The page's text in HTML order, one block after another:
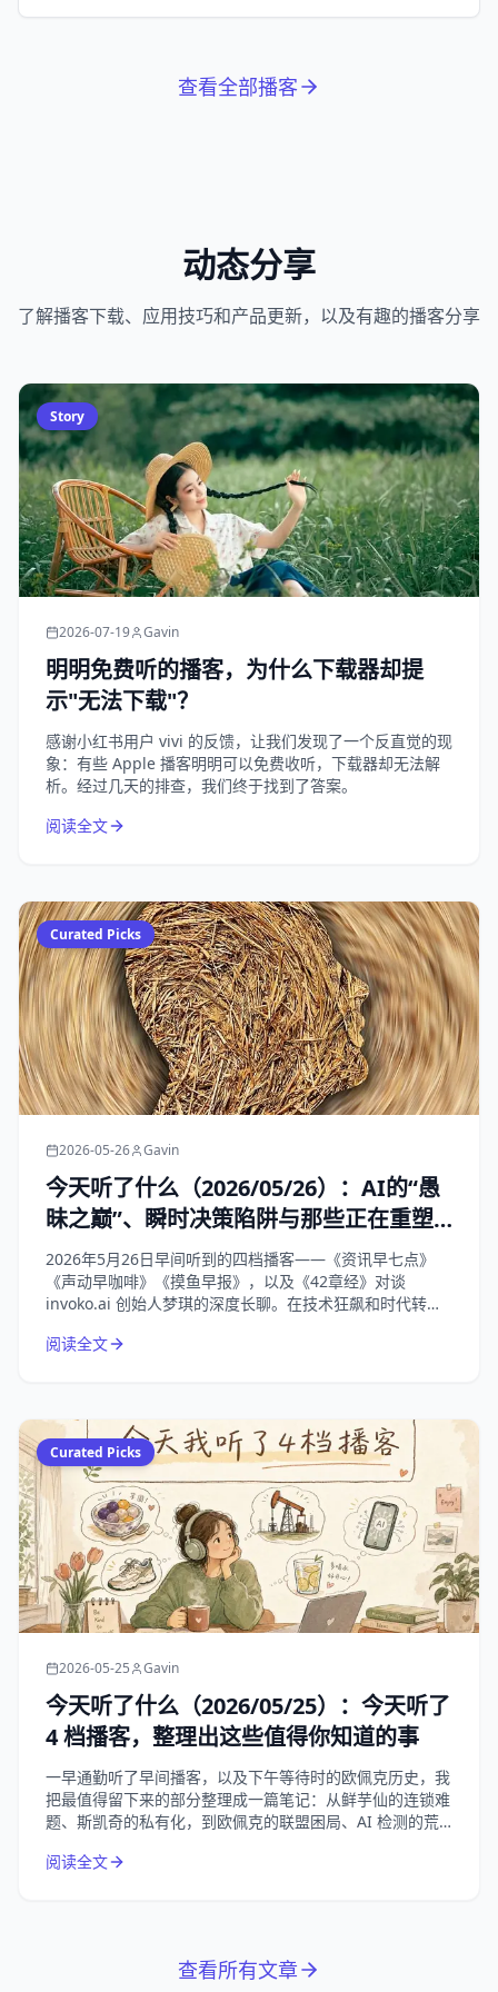
拉松。
查看全部播客
动态分享
了解播客下载、应用技巧和产品更新，以及有趣的播客分享
Story
2026-07-19 Gavin
明明免费听的播客，为什么下载器却提
示"无法下载"？
感谢小红书用户 vivi 的反馈，让我们发现了一个反直觉的现
象：有些 Apple 播客明明可以免费收听，下载器却无法解
析。经过几天的排查，我们终于找到了答案。
阅读全文
Curated Picks
2026-05-26 Gavin
今天听了什么（2026/05/26）：AI的“愚
昧之巅”、瞬时决策陷阱与那些正在重塑
我们生活的商业变局
2026年5月26日早间听到的四档播客——《资讯早七点》
《声动早咖啡》《摸鱼早报》，以及《42章经》对谈
invoko.ai 创始人梦琪的深度长聊。在技术狂飙和时代转折
阅读全文
Curated Picks
2026-05-25 Gavin
今天听了什么（2026/05/25）：今天听了
4 档播客，整理出这些值得你知道的事
一早通勤听了早间播客，以及下午等待时的欧佩克历史，我
把最值得留下来的部分整理成一篇笔记：从鲜芋仙的连锁难
题、斯凯奇的私有化，到欧佩克的联盟困局、AI 检测的荒
阅读全文
查看所有文章